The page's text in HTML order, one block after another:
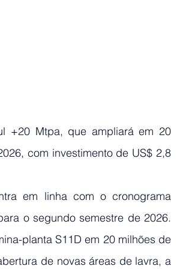
+20 Mtpa, que ampliará em 20
com investimento de US$ 2,8
em linha com o cronograma
o segundo semestre de 2026.
planta S11D em 20 milhões de
de novas áreas de lavra, a